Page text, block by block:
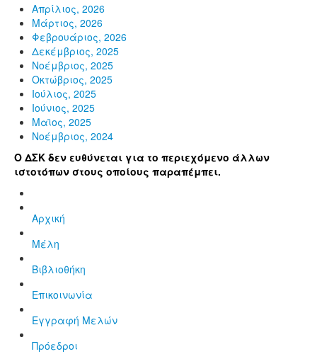
Απρίλιος, 2026
Μάρτιος, 2026
Φεβρουάριος, 2026
Δεκέμβριος, 2025
Νοέμβριος, 2025
Οκτώβριος, 2025
Ιούλιος, 2025
Ιούνιος, 2025
Μαϊος, 2025
Νοέμβριος, 2024
Ο ΔΣΚ δεν ευθύνεται για το περιεχόμενο άλλων
ιστοτόπων στους οποίους παραπέμπει.
Αρχική
Μέλη
Βιβλιοθήκη
Επικοινωνία
Εγγραφή Μελών
Πρόεδροι